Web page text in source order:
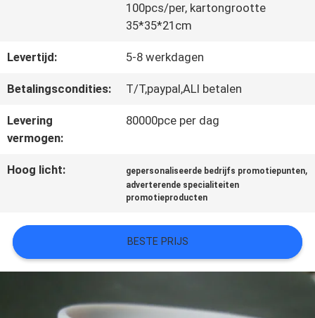
ALLE
GEVALLEN
VR
SHOW
SITEMAP
PRIVACYBELEID
100pcs/per, kartongrootte
35*35*21cm
Levertijd: 5-8 werkdagen
Betalingscondities: T/T,paypal,ALI betalen
Levering
vermogen:
80000pce per dag
Hoog licht: gepersonaliseerde bedrijfs promotiepunten,
adverterende specialiteiten
promotieproducten
BESTE PRIJS